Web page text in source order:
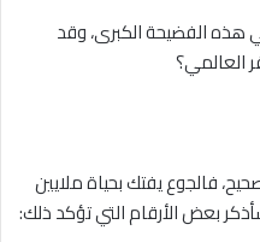
هذه الفضيحة الكبرى، وقد
العالمي؟
فالجوع يفتك بحياة ملايين
بعض الأرقام التي تؤكد ذلك: